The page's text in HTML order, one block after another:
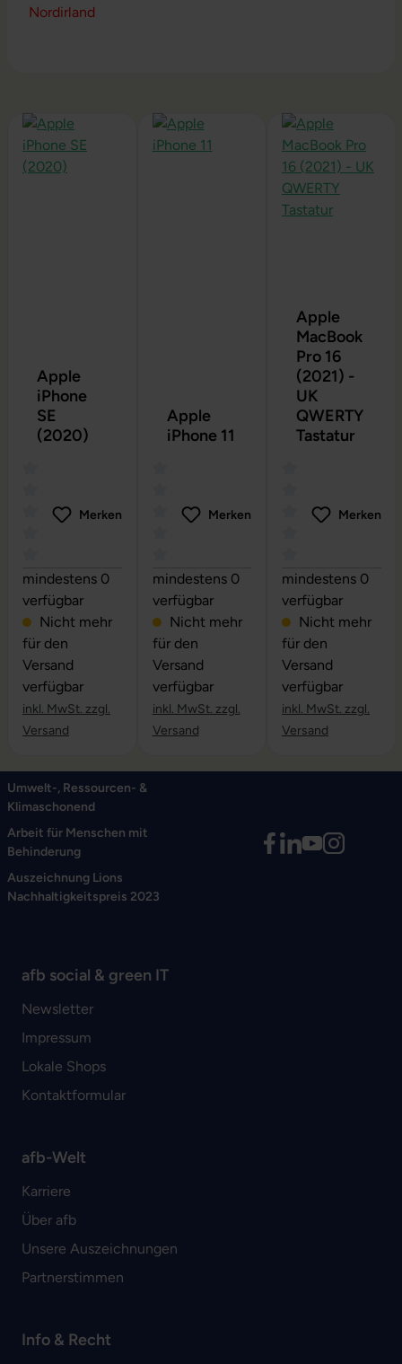
Nordirland
Produktgalerie überspringen
Apple
iPhone
SE
(2020)
Durchschnittliche Bewertung von 0 von 5 Sternen
Merken
mindestens 0
verfügbar
Nicht mehr
für den
Versand
verfügbar
inkl. MwSt. zzgl.
Versand
Apple
iPhone 11
Durchschnittliche Bewertung von 0
Merken
mindestens 0
verfügbar
Nicht mehr
für den
Versand
verfügbar
inkl. MwSt. zzgl.
Versand
Apple
MacBook
Pro 16
(2021) -
UK
QWERTY
Tastatur
Durchschnittliche
Merken
mindestens 0
verfügbar
Nicht mehr
für den
Versand
verfügbar
inkl. MwSt. zzgl.
Versand
Umwelt-, Ressourcen- &
Klimaschonend
Arbeit für Menschen mit
Behinderung
Auszeichnung Lions
Nachhaltigkeitspreis 2023
afb social & green IT
Newsletter
Impressum
Lokale Shops
Kontaktformular
afb-Welt
Karriere
Über afb
Unsere Auszeichnungen
Partnerstimmen
Info & Recht